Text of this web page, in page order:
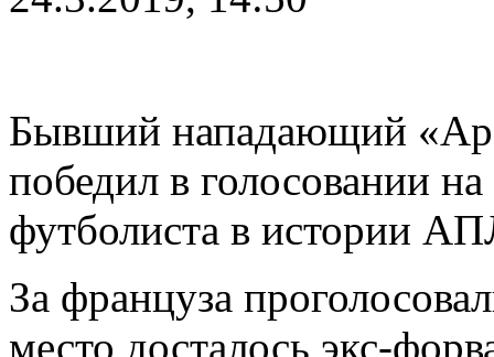
Бывший нападающий
победил в голосовании
футболиста в истории
За француза
место досталось экс-